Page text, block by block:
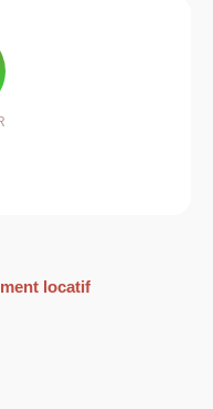
locatif